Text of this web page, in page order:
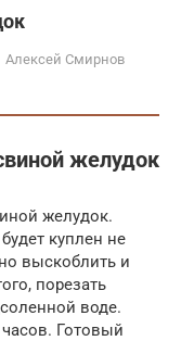
Алексей Смирнов
желудок
желудок.
куплен не
выскоблить и
порезать
воде.
Готовый